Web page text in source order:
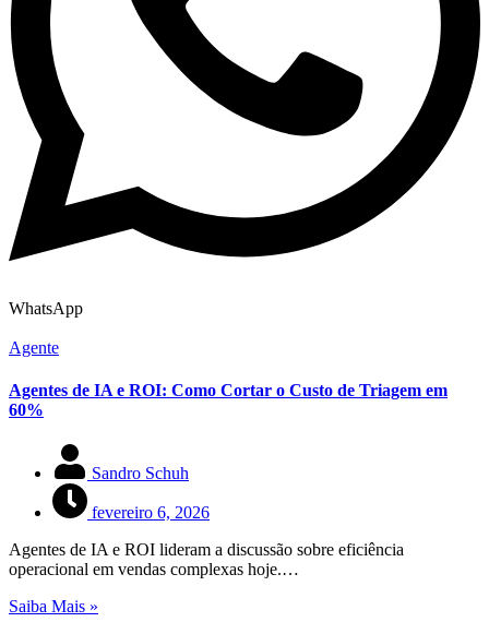
WhatsApp
Agente
Agentes de IA e ROI: Como Cortar o Custo de Triagem em
60%
Sandro Schuh
fevereiro 6, 2026
Agentes de IA e ROI lideram a discussão sobre eficiência
operacional em vendas complexas hoje.…
Saiba Mais »